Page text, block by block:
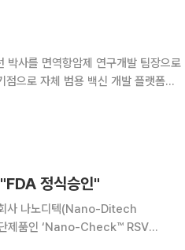
박사를 면역항암제 연구개발 팀장으로
마치고 발
정식승인"
사 나노디텍(Nano-Ditech
제품인 ‘Nano-Check™ RSV